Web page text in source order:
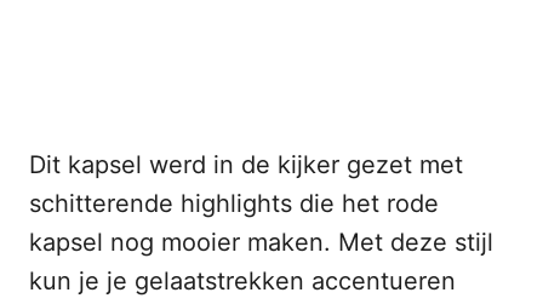
Dit kapsel werd in de kijker gezet met
schitterende highlights die het rode
kapsel nog mooier maken. Met deze stijl
kun je je gelaatstrekken accentueren